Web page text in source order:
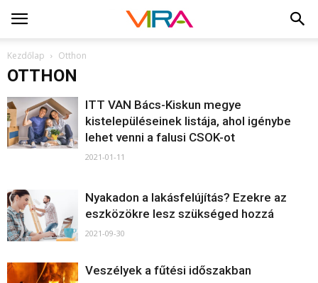
Kezdőlap Otthon
OTTHON
ITT VAN Bács-Kiskun megye
kistelepüléseinek listája, ahol igénybe
lehet venni a falusi CSOK-ot
2021-01-11
Nyakadon a lakásfelújítás? Ezekre az
eszközökre lesz szükséged hozzá
2021-09-30
Veszélyek a fűtési időszakban